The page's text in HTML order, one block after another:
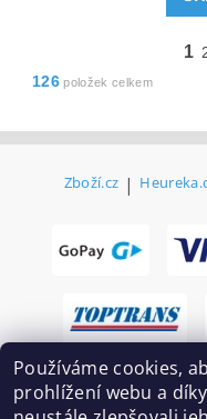
1
126 položek celkem
Zboží.cz |
Používáme cookies,
prohlížení webu a